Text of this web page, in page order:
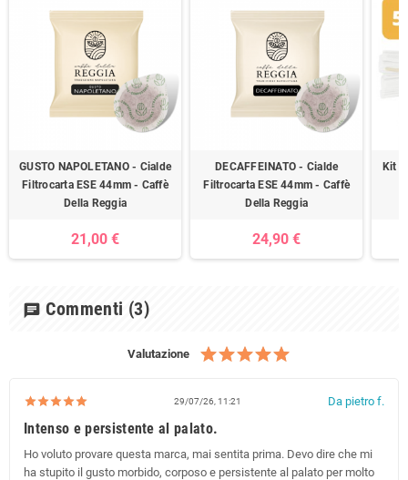
GUSTO NAPOLETANO - Cialde
Filtrocarta ESE 44mm - Caffè
Della Reggia
21,00 €
DECAFFEINATO - Cialde
Filtrocarta ESE 44mm - Caffè
Della Reggia
24,90 €
Kit
chat Commenti (3)
Valutazione
29/07/26, 11:21 Da pietro f.
Intenso e persistente al palato.
Ho voluto provare questa marca, mai sentita prima. Devo dire che mi
ha stupito il gusto morbido, corposo e persistente al palato per molto